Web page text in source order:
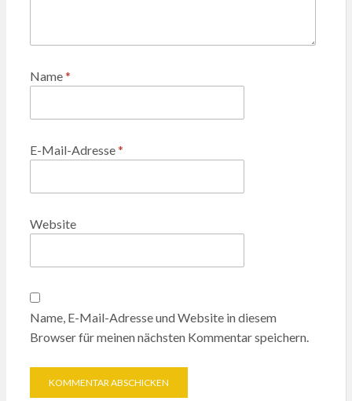
Name*
E-Mail-Adresse*
Website
Name, E-Mail-Adresse und Website in diesem
Browser für meinen nächsten Kommentar speichern.